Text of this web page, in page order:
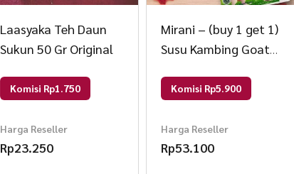
Laasyaka Teh Daun
Sukun 50 Gr Original
Komisi Rp1.750
Harga Reseller
Rp23.250
Mirani – (buy 1 get 1)
Susu Kambing Goatfit
Komisi Rp5.900
Harga Reseller
Rp53.100